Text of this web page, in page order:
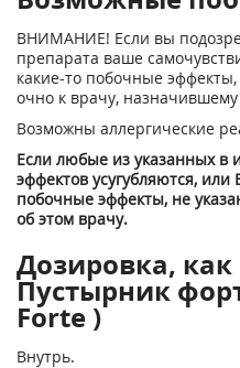
ВНИМАНИЕ! Если вы
препарата ваше
какие-то побочные
очно к врачу,
Возможны аллергические
Если любые из указанных в
эффектов усугубляются,
побочные эффекты, не
об этом врачу.
Дозировка,
Пустырник
Forte )
Внутрь.